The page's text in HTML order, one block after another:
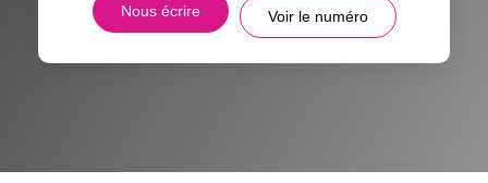
Nous écrire Voir le numéro